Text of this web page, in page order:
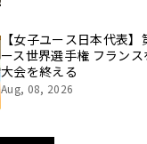
【女子ユース日本代表
ース世界選手権 フラン
大会を終える
Aug, 08, 2026